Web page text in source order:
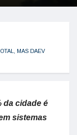
MAS DAEV
da cidade é
sistemas